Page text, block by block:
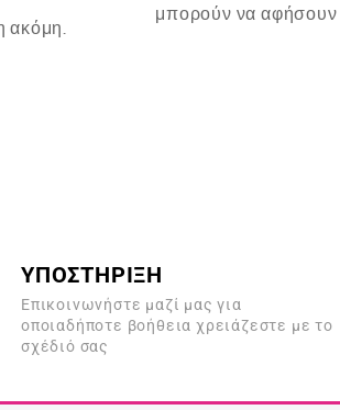
ακόμη.
μπορούν να αφήσουν
ΥΠΟΣΤΗΡΙΞΗ
Επικοινωνήστε μαζί μας για
οποιαδήποτε βοήθεια χρειάζεστε με το
σχέδιό σας